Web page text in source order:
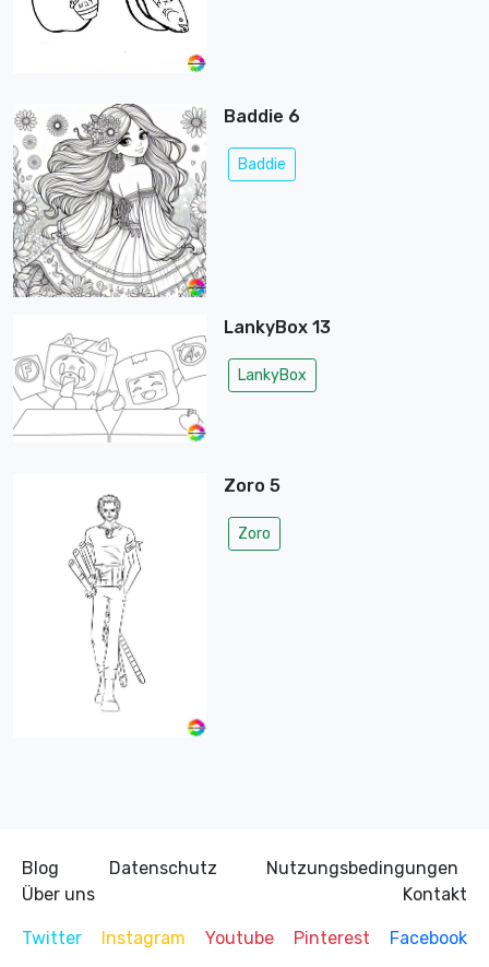
Baddie 6
Baddie
LankyBox 13
LankyBox
Zoro 5
Zoro
Blog Datenschutz
Nutzungsbedingungen
Über uns
Kontakt
Twitter Instagram Youtube Pinterest Facebook